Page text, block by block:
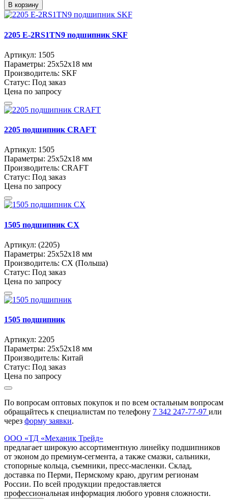
В корзину
2205 E-2RS1TN9 подшипник SKF
Артикул: 1505
Параметры: 25x52x18 мм
Производитель: SKF
Статус: Под заказ
Цена по запросу
2205 подшипник CRAFT
Артикул: 1505
Параметры: 25x52x18 мм
Производитель: CRAFT
Статус: Под заказ
Цена по запросу
1505 подшипник CX
Артикул: (2205)
Параметры: 25x52x18 мм
Производитель: CX (Польша)
Статус: Под заказ
Цена по запросу
1505 подшипник
Артикул: 2205
Параметры: 25x52x18 мм
Производитель: Китай
Статус: Под заказ
Цена по запросу
По вопросам оптовых покупок и по всем остальным вопросам
обращайтесь к специалистам по телефону 7 342 247-77-97 или
через форму заявки.
ООО «ТД «Механик Трейд»
предлагает широкую ассортиментную линейку подшипников
от эконом до премиум-сегмента, а также смазки, сальники,
стопорные кольца, съемники, пресс-масленки. Склад,
доставка по Перми, Пермскому краю, другим регионам
России. По всей продукции предоставляется
профессиональная информация любого уровня сложности.